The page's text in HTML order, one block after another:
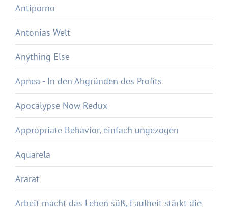
Antiporno
Antonias Welt
Anything Else
Apnea - In den Abgründen des Profits
Apocalypse Now Redux
Appropriate Behavior, einfach ungezogen
Aquarela
Ararat
Arbeit macht das Leben süß, Faulheit stärkt die